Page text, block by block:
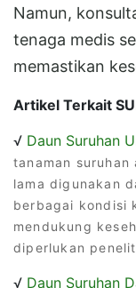
Namun,
tenaga medis
memastikan
Artikel Terkait
√ Daun Suruhan
tanaman
lama digunakan
berbagai kondisi
mendukung
diperlukan
√ Daun Suruhan